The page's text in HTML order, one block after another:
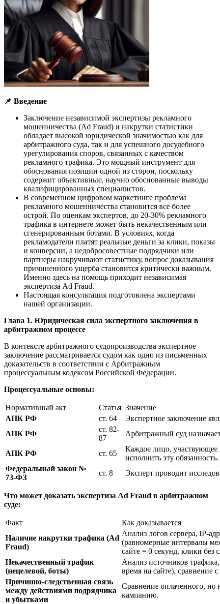
📌 Введение
Заключение независимой экспертизы рекламного
мошенничества (Ad Fraud) и накрутки статистики
обладает высокой юридической значимостью как для
арбитражного суда, так и для успешного досудебного
урегулирования споров, связанных с качеством
рекламного трафика. Это мощный инструмент для
обоснования позиции одной из сторон, поскольку
содержит объективные, научно обоснованные выводы
квалифицированных специалистов.
В современном цифровом маркетинге проблема
рекламного мошенничества становится все более
острой. По оценкам экспертов, до 20-30% рекламного
трафика в интернете может быть некачественным или
сгенерированным ботами. В условиях, когда
рекламодатели платят реальные деньги за клики, показы
и конверсии, а недобросовестные подрядчики или
партнеры накручивают статистику, вопрос доказывания
причиненного ущерба становится критически важным.
Именно здесь на помощь приходит независимая
экспертиза Ad Fraud.
Настоящая консультация подготовлена экспертами
нашей организации.
Глава 1. Юридическая сила экспертного заключения в
арбитражном процессе
В контексте арбитражного судопроизводства экспертное
заключение рассматривается судом как одно из письменных
доказательств в соответствии с Арбитражным
процессуальным кодексом Российской Федерации.
Процессуальные основы:
Нормативный акт Статья Значение
АПК РФ
ст. 64
Экспертное заключение
АПК РФ
ст. 82-
87
Арбитражный суд
АПК РФ ст. 65
Каждое лицо, участвующее
исполнить эту обязанность.
Федеральный закон №
73-ФЗ
ст. 8 Эксперт проводит
Что может доказать экспертиза Ad Fraud в арбитражном
суде:
Факт
Как доказывается
Наличие накрутки трафика (Ad
Fraud)
Анализ логов сервера, IP-
(равномерные интервалы
сайте = 0 секунд, клики без
Некачественный трафик
(нецелевой, боты)
Анализ источников
время на сайте), сравнение
Причинно-следственная связь
между действиями подрядчика
и убытками
Сравнение оплаченного, но
кампанию.